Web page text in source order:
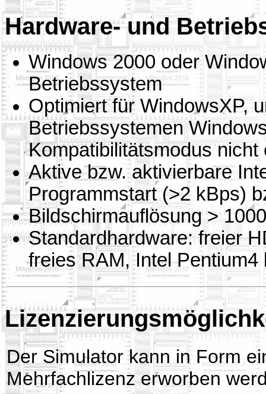
Hardware- und
Windows 2000 oder
Betriebssystem
Optimiert für WindowsXP,
Betriebssystemen
Kompatibilitätsmodus nicht
Aktive bzw. aktivierbare
Programmstart (>2 kBps)
Bildschirmauflösung >
Standardhardware: freier
freies RAM, Intel
Der Simulator kann in Form
Mehrfachlizenz erworben